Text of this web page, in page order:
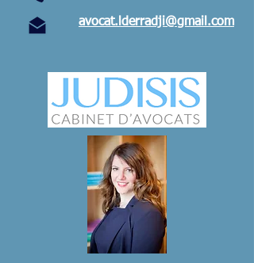
avocat.lderradji@gmail.com